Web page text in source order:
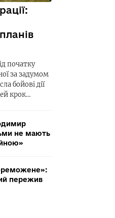
початку
за задумом
бойові дії
крок…
не мають
пережив